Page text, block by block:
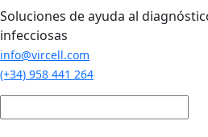
Pasar al contenido principal
Soluciones de ayuda al
infecciosas
info@vircell.com
(+34) 958 441 264